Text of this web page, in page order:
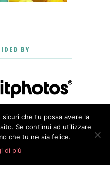
BY
BY GEISHA
DESIGNED BY
che tu possa avere la
Se continui ad utilizzare
che tu ne sia felice.
di più